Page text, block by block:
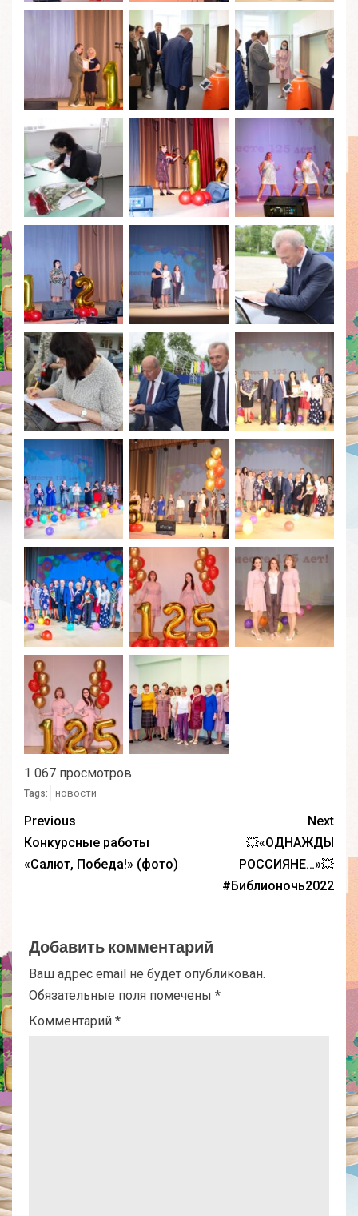
1 067 просмотров
Tags: новости
Previous
Конкурсные работы
«Салют, Победа!» (фото)
Next
💥«ОДНАЖДЫ
РОССИЯНЕ…»💥
#Библионочь2022
Добавить комментарий
Ваш адрес email не будет опубликован.
Обязательные поля помечены *
Комментарий *